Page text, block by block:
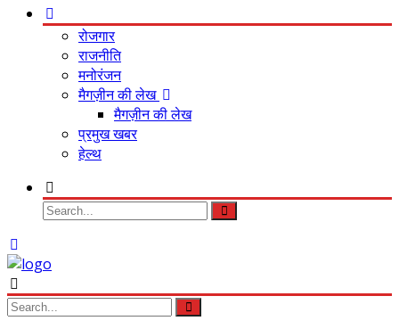
रोजगार
राजनीति
मनोरंजन
मैगज़ीन की लेख
मैगज़ीन की लेख
प्रमुख खबर
हेल्थ